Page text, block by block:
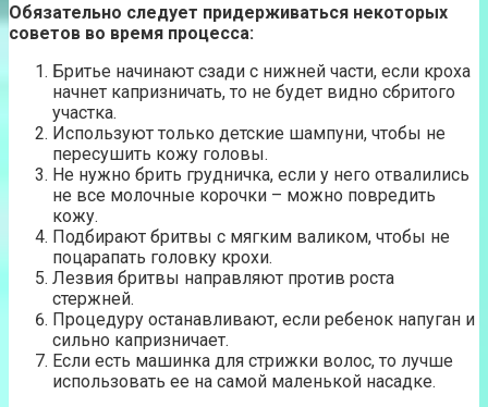
Обязательно следует придерживаться некоторых
советов во время процесса:
Бритье начинают сзади с нижней части, если кроха
начнет капризничать, то не будет видно сбритого
участка.
Используют только детские шампуни, чтобы не
пересушить кожу головы.
Не нужно брить грудничка, если у него отвалились
не все молочные корочки – можно повредить
кожу.
Подбирают бритвы с мягким валиком, чтобы не
поцарапать головку крохи.
Лезвия бритвы направляют против роста
стержней.
Процедуру останавливают, если ребенок напуган и
сильно капризничает.
Если есть машинка для стрижки волос, то лучше
использовать ее на самой маленькой насадке.